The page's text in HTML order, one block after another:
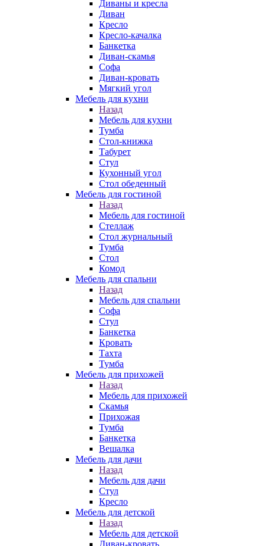
Диваны и кресла
Диван
Кресло
Кресло-качалка
Банкетка
Диван-скамья
Софа
Диван-кровать
Мягкий угол
Мебель для кухни
Назад
Мебель для кухни
Тумба
Стол-книжка
Табурет
Стул
Кухонный угол
Стол обеденный
Мебель для гостиной
Назад
Мебель для гостиной
Стеллаж
Стол журнальный
Тумба
Стол
Комод
Мебель для спальни
Назад
Мебель для спальни
Софа
Стул
Банкетка
Кровать
Тахта
Тумба
Мебель для прихожей
Назад
Мебель для прихожей
Скамья
Прихожая
Тумба
Банкетка
Вешалка
Мебель для дачи
Назад
Мебель для дачи
Стул
Кресло
Мебель для детской
Назад
Мебель для детской
Диван-кровать